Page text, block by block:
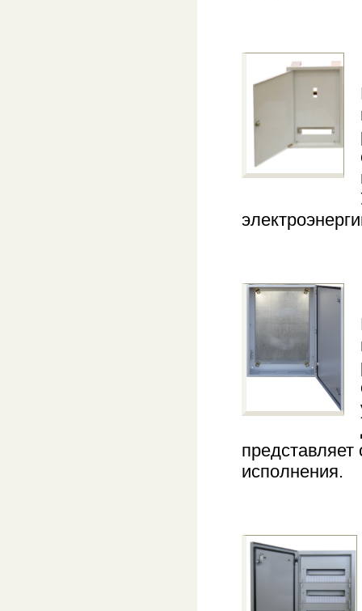
представляет
исполнения.